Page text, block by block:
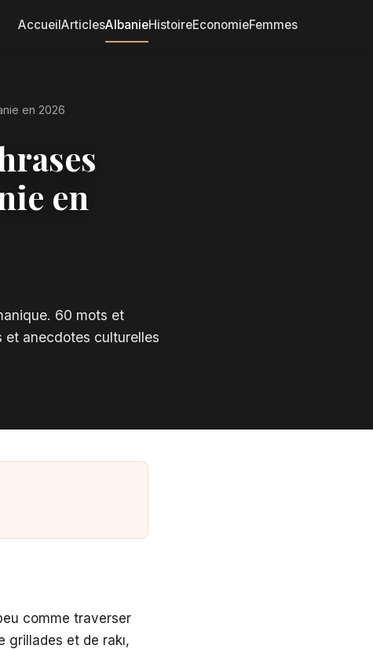
AccueilArticlesAlbanieHistoireEconomieFemmes
en 2026
en
60 mots et
et anecdotes culturelles
comme traverser
grillades et de rakı,